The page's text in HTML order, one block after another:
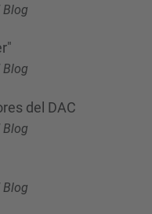
Blog
Blog
del DAC
Blog
Blog